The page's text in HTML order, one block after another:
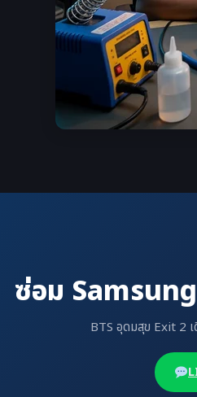
ซ่อม
BTS อุดมสุข Exit 2